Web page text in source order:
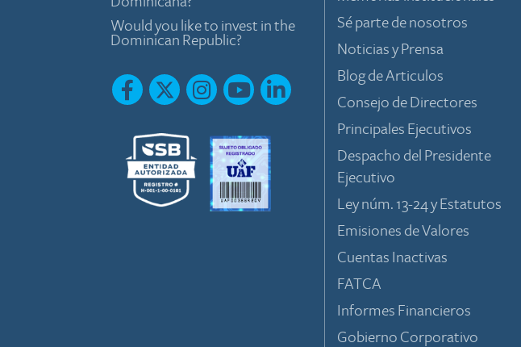
Would you like to invest in the
Dominican Republic?
Sé parte de nosotros
Noticias y Prensa
Blog de Articulos
Consejo de Directores
Principales Ejecutivos
Despacho del Presidente
Ejecutivo
Ley núm. 13-24 y Estatutos
Emisiones de Valores
Cuentas Inactivas
FATCA
Informes Financieros
Gobierno Corporativo